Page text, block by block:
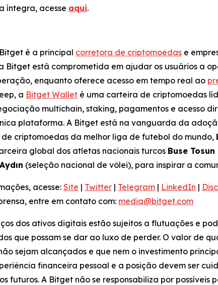
íntegra, acesse aqui.
é a principal corretora de criptomoedas e
Bitget está comprometida em ajudar os usuários a
enquanto oferece acesso em tempo real ao
a Bitget Wallet é uma carteira de criptomoedas
multichain, staking, pagamentos e acesso
plataforma. A Bitget está na vanguarda da
criptomoedas da melhor liga de futebol do mundo,
global dos atletas nacionais turcos Buse
(seleção nacional de vôlei), para inspirar a
acesse: Site | Twitter | Telegram | LinkedIn |
entre em contato com: media@bitget.com
dos ativos digitais estão sujeitos a flutuações e
que possam se dar ao luxo de perder. O valor de
sejam alcançados e que nem o investimento
financeira pessoal e a posição devem ser
futuros. A Bitget não se responsabiliza por